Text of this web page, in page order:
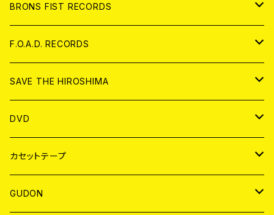
アパレル
ANALOG
BRONS FIST RECORDS
CD
ANALOG
F.O.A.D. RECORDS
CD
ANALOG
SAVE THE HIROSHIMA
アパレル
BADGE
DVD
JAPAN
WORLD
カセットテープ
JAPAN
GUDON